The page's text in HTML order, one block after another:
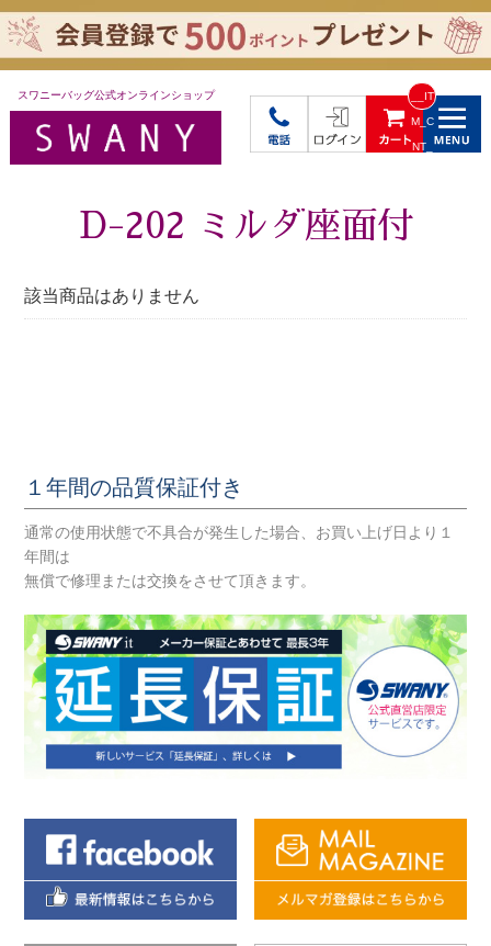
スワニーバッグ公式オンラインショップ __IT
M_C
NT_
D-202 ミルダ座面付
該当商品はありません
１年間の品質保証付き
通常の使用状態で不具合が発生した場合、お買い上げ日より１
年間は
無償で修理または交換をさせて頂きます。